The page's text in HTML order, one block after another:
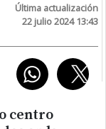
Última actualización
22 julio 2024 13:43
centro